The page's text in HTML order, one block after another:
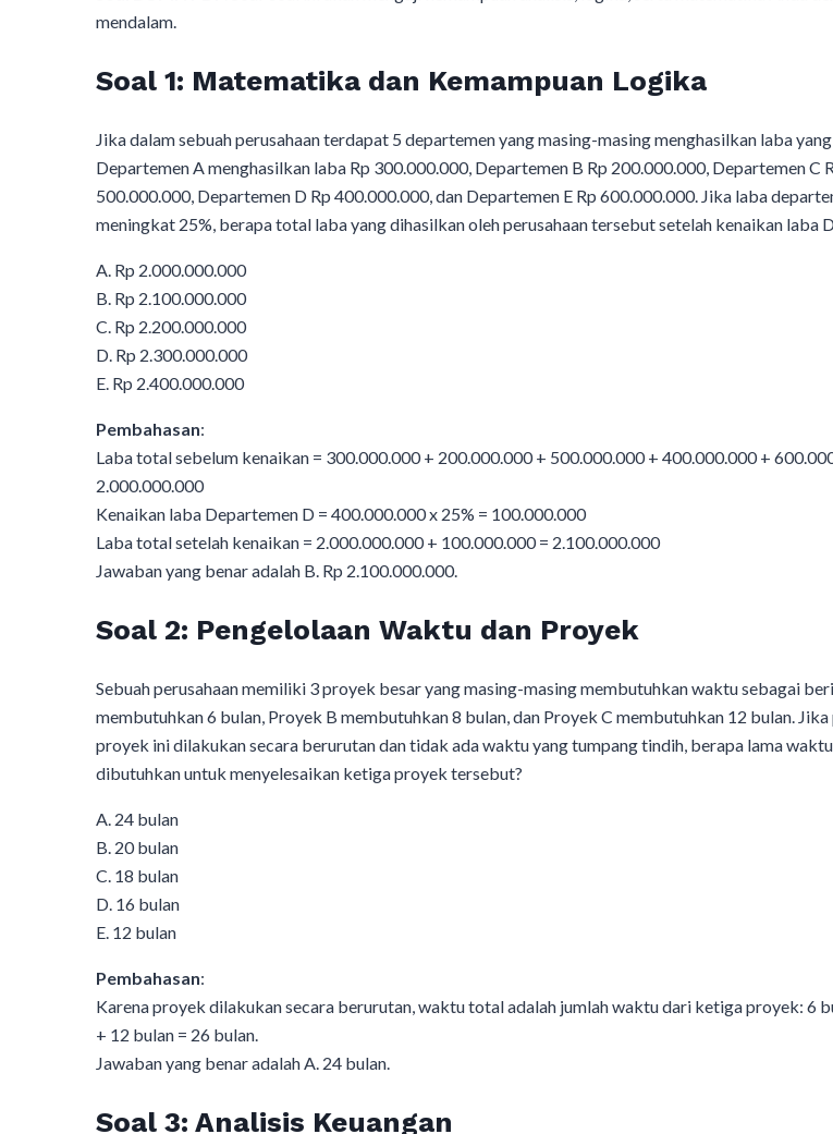
mendalam.
Soal 1: Matematika dan Kemampuan Logika
Jika dalam sebuah perusahaan terdapat 5 departemen yang masing-masing menghasilkan laba
Departemen A menghasilkan laba Rp 300.000.000, Departemen B Rp 200.000.000, Departemen C
500.000.000, Departemen D Rp 400.000.000, dan Departemen E Rp 600.000.000. Jika laba
meningkat 25%, berapa total laba yang dihasilkan oleh perusahaan tersebut setelah kenaikan laba
A. Rp 2.000.000.000
B. Rp 2.100.000.000
C. Rp 2.200.000.000
D. Rp 2.300.000.000
E. Rp 2.400.000.000
Pembahasan:
Laba total sebelum kenaikan = 300.000.000 + 200.000.000 + 500.000.000 + 400.000.000 +
2.000.000.000
Kenaikan laba Departemen D = 400.000.000 x 25% = 100.000.000
Laba total setelah kenaikan = 2.000.000.000 + 100.000.000 = 2.100.000.000
Jawaban yang benar adalah B. Rp 2.100.000.000.
Soal 2: Pengelolaan Waktu dan Proyek
Sebuah perusahaan memiliki 3 proyek besar yang masing-masing membutuhkan waktu sebagai
membutuhkan 6 bulan, Proyek B membutuhkan 8 bulan, dan Proyek C membutuhkan 12 bulan.
proyek ini dilakukan secara berurutan dan tidak ada waktu yang tumpang tindih, berapa lama
dibutuhkan untuk menyelesaikan ketiga proyek tersebut?
A. 24 bulan
B. 20 bulan
C. 18 bulan
D. 16 bulan
E. 12 bulan
Pembahasan:
Karena proyek dilakukan secara berurutan, waktu total adalah jumlah waktu dari ketiga proyek: 6
+ 12 bulan = 26 bulan.
Jawaban yang benar adalah A. 24 bulan.
Soal 3: Analisis Keuangan